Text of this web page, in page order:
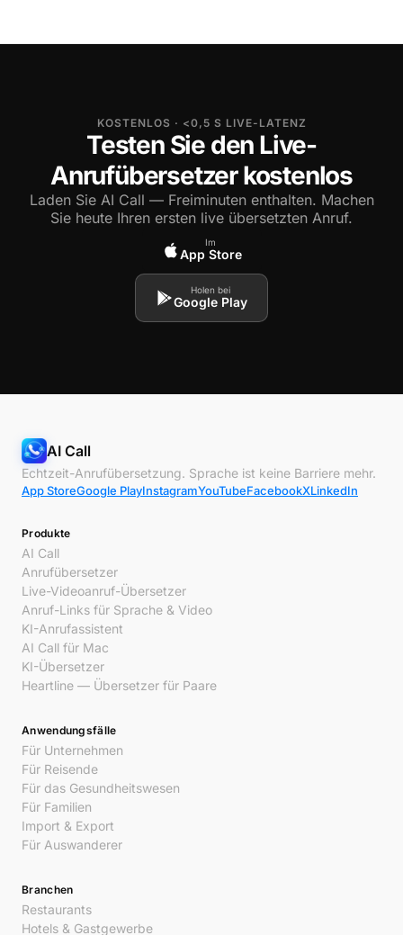
KOSTENLOS · <0,5 S LIVE-LATENZ
Testen Sie den Live-
Anrufübersetzer kostenlos
Laden Sie AI Call — Freiminuten enthalten. Machen
Sie heute Ihren ersten live übersetzten Anruf.
Im
App Store
Holen bei
Google Play
AI Call
Echtzeit-Anrufübersetzung. Sprache ist keine Barriere mehr.
App StoreGoogle PlayInstagramYouTubeFacebookXLinkedIn
Produkte
AI Call
Anrufübersetzer
Live-Videoanruf-Übersetzer
Anruf-Links für Sprache & Video
KI-Anrufassistent
AI Call für Mac
KI-Übersetzer
Heartline — Übersetzer für Paare
Anwendungsfälle
Für Unternehmen
Für Reisende
Für das Gesundheitswesen
Für Familien
Import & Export
Für Auswanderer
Branchen
Restaurants
Hotels & Gastgewerbe